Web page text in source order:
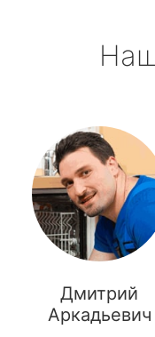
Дмитрий
Аркадьевич